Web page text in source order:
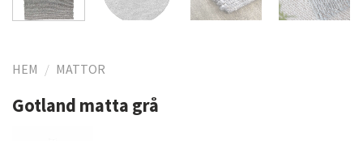
HEM / MATTOR
Gotland matta grå